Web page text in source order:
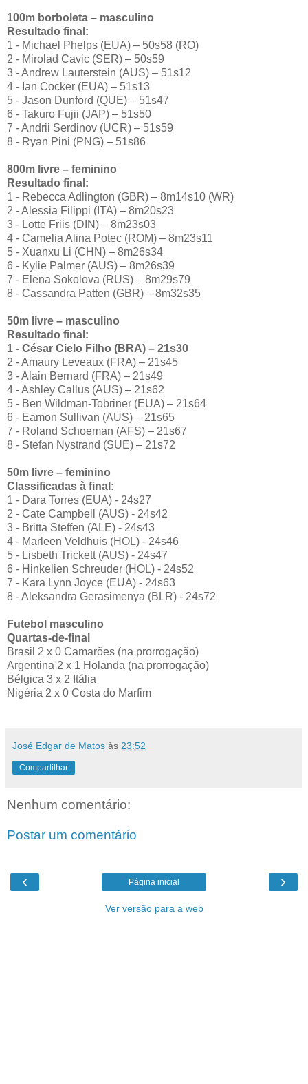
100m borboleta – masculino
Resultado final:
1 - Michael Phelps (EUA) – 50s58 (RO)
2 - Mirolad Cavic (SER) – 50s59
3 - Andrew Lauterstein (AUS) – 51s12
4 - Ian Cocker (EUA) – 51s13
5 - Jason Dunford (QUE) – 51s47
6 - Takuro Fujii (JAP) – 51s50
7 - Andrii Serdinov (UCR) – 51s59
8 - Ryan Pini (PNG) – 51s86
800m livre – feminino
Resultado final:
1 - Rebecca Adlington (GBR) – 8m14s10 (WR)
2 - Alessia Filippi (ITA) – 8m20s23
3 - Lotte Friis (DIN) – 8m23s03
4 - Camelia Alina Potec (ROM) – 8m23s11
5 - Xuanxu Li (CHN) – 8m26s34
6 - Kylie Palmer (AUS) – 8m26s39
7 - Elena Sokolova (RUS) – 8m29s79
8 - Cassandra Patten (GBR) – 8m32s35
50m livre – masculino
Resultado final:
1 - César Cielo Filho (BRA) – 21s30
2 - Amaury Leveaux (FRA) – 21s45
3 - Alain Bernard (FRA) – 21s49
4 - Ashley Callus (AUS) – 21s62
5 - Ben Wildman-Tobriner (EUA) – 21s64
6 - Eamon Sullivan (AUS) – 21s65
7 - Roland Schoeman (AFS) – 21s67
8 - Stefan Nystrand (SUE) – 21s72
50m livre – feminino
Classificadas à final:
1 - Dara Torres (EUA) - 24s27
2 - Cate Campbell (AUS) - 24s42
3 - Britta Steffen (ALE) - 24s43
4 - Marleen Veldhuis (HOL) - 24s46
5 - Lisbeth Trickett (AUS) - 24s47
6 - Hinkelien Schreuder (HOL) - 24s52
7 - Kara Lynn Joyce (EUA) - 24s63
8 - Aleksandra Gerasimenya (BLR) - 24s72
Futebol masculino
Quartas-de-final
Brasil 2 x 0 Camarões (na prorrogação)
Argentina 2 x 1 Holanda (na prorrogação)
Bélgica 3 x 2 Itália
Nigéria 2 x 0 Costa do Marfim
José Edgar de Matos às 23:52
Compartilhar
Nenhum comentário:
Postar um comentário
‹ ›
Página inicial
Ver versão para a web